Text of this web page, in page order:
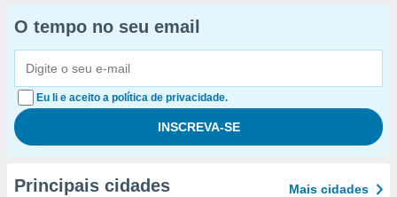
O tempo no seu email
Eu li e aceito a política de privacidade.
Principais cidades Mais cidades